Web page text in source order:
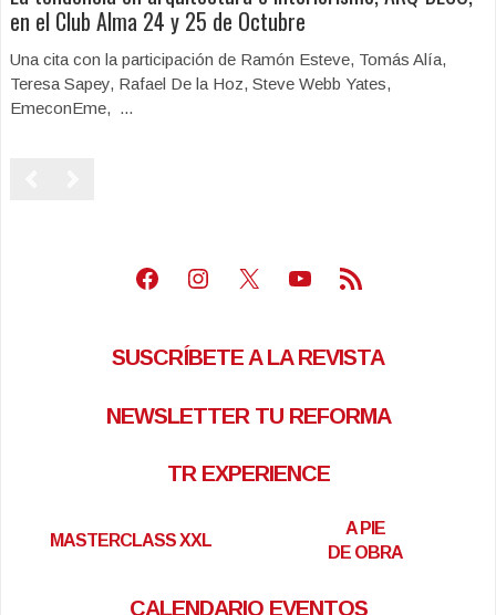
en el Club Alma 24 y 25 de Octubre
Una cita con la participación de Ramón Esteve, Tomás Alía,
Teresa Sapey, Rafael De la Hoz, Steve Webb Yates,
EmeconEme, ...
Facebook
Instagram
X Youtube
Feed RSS
SUSCRÍBETE A LA REVISTA
NEWSLETTER TU REFORMA
TR EXPERIENCE
MASTERCLASS XXL
A PIE
DE OBRA
CALENDARIO EVENTOS